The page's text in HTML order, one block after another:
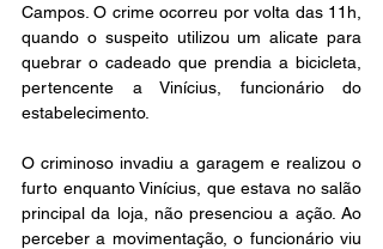
Campos. O crime ocorreu por volta das 11h,
quando o suspeito utilizou um alicate para
quebrar o cadeado que prendia a bicicleta,
pertencente a Vinícius, funcionário do
estabelecimento.
O criminoso invadiu a garagem e realizou o
furto enquanto Vinícius, que estava no salão
principal da loja, não presenciou a ação. Ao
perceber a movimentação, o funcionário viu